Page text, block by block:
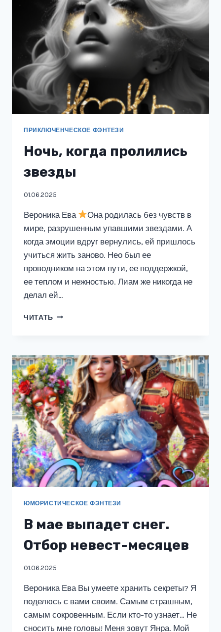
ПРИКЛЮЧЕНЧЕСКОЕ ФЭНТЕЗИ
Ночь, когда пролились
звезды
01.06.2025
Вероника Ева
Она родилась без чувств в
мире, разрушенным упавшими звездами. А
когда эмоции вдруг вернулись, ей пришлось
учиться жить заново. Нео был ее
проводником на этом пути, ее поддержкой,
ее теплом и нежностью. Лиам же никогда не
делал ей…
ЧИТАТЬ НОЧЬ,
ЮМОРИСТИЧЕСКОЕ ФЭНТЕЗИ
В мае выпадет снег.
Отбор невест-месяцев
01.06.2025
Вероника Ева Вы умеете хранить секреты? Я
поделюсь с вами своим. Самым страшным,
самым сокровенным. Если кто-то узнает… Не
сносить мне головы! Меня зовут Янра. Мой